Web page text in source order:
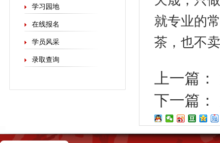
学习园地
在线报名
学员风采
录取查询
就专业的
茶，也不
上一篇：
下一篇：